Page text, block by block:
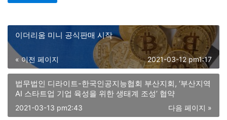
이더리움 미니 공식판매 시작
« 이전 페이지 2021-03-12 pm1:17
법무법인 디라이트-한국인공지능협회 부산지회, ‘부산지역
AI 스타트업 기업 육성을 위한 생태계 조성’ 협약
다음 페이지 »
2021-03-13 pm2:43